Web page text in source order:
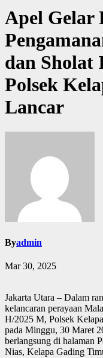
Apel Gelar
dan
Polsek
Lancar
Byadmin
Mar 30, 2025
Jakarta Utara – Dalam
kelancaran perayaan
H/2025 M, Polsek
pada Minggu, 30 Maret
berlangsung di halaman
Nias, Kelapa Gading